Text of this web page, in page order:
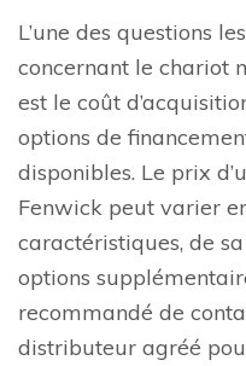
L’une des questions
concernant le chariot
est le coût
options de
disponibles. Le prix
Fenwick peut varier
caractéristiques, de
options
recommandé de
distributeur agréé